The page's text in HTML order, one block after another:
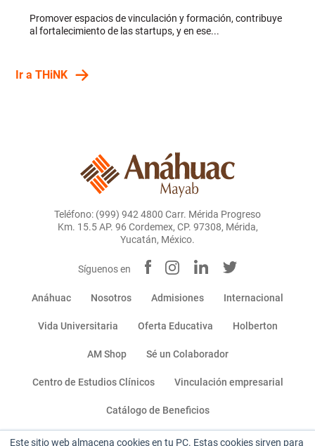
Este sitio web almacena cookies en tu PC. Estas cookies sirven para
Promover espacios de vinculación y formación, contribuye
al fortalecimiento de las startups, y en ese...
Ir a THiNK
Teléfono: (999) 942 4800 Carr. Mérida Progreso
Km. 15.5 AP. 96 Cordemex, CP. 97308, Mérida,
Yucatán, México.
Síguenos en
Anáhuac Nosotros Admisiones Internacional
Vida Universitaria Oferta Educativa Holberton
AM Shop Sé un Colaborador
Centro de Estudios Clínicos Vinculación empresarial
Catálogo de Beneficios